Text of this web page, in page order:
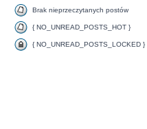
Brak nieprzeczytanych postów
{ NO_UNREAD_POSTS_HOT }
{ NO_UNREAD_POSTS_LOCKED }